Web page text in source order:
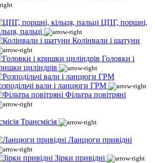
ЦПГ, поршні,
пальці
Колінвали і шатуни
Головки і
циліндрів
вали і ланцюги ГРМ
Фільтра повітряні
Трансмісія
Ланцюги привідні
Зірки привідні